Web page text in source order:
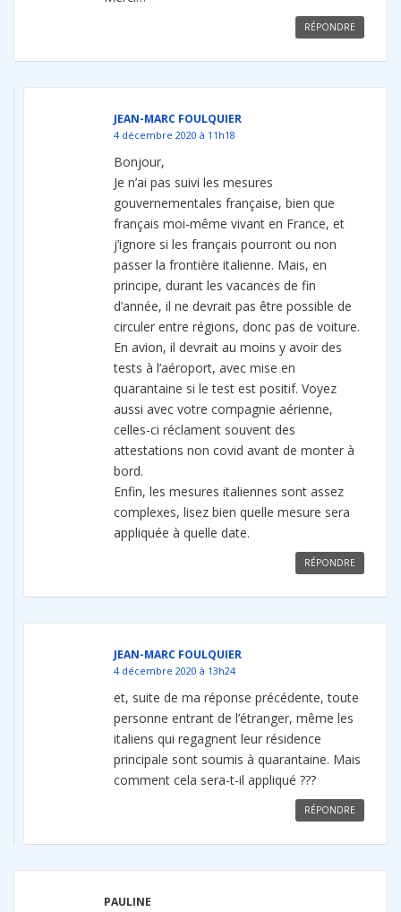
RÉPONDRE
JEAN-MARC FOULQUIER
4 décembre 2020 à 11h18
Bonjour,
Je n’ai pas suivi les mesures
gouvernementales française, bien que
français moi-même vivant en France, et
j’ignore si les français pourront ou non
passer la frontière italienne. Mais, en
principe, durant les vacances de fin
d’année, il ne devrait pas être possible de
circuler entre régions, donc pas de voiture.
En avion, il devrait au moins y avoir des
tests à l’aéroport, avec mise en
quarantaine si le test est positif. Voyez
aussi avec votre compagnie aérienne,
celles-ci réclament souvent des
attestations non covid avant de monter à
bord.
Enfin, les mesures italiennes sont assez
complexes, lisez bien quelle mesure sera
appliquée à quelle date.
RÉPONDRE
JEAN-MARC FOULQUIER
4 décembre 2020 à 13h24
et, suite de ma réponse précédente, toute
personne entrant de l’étranger, même les
italiens qui regagnent leur résidence
principale sont soumis à quarantaine. Mais
comment cela sera-t-il appliqué ???
RÉPONDRE
PAULINE